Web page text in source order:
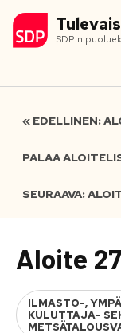
SDP:n
« EDELLINEN:
PALAA
SEURAAVA:
Aloite
ILMASTO-,
KULUTTAJA-